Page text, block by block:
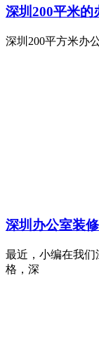
深圳200平米的
深圳200平方米办
深圳办公室装
最近，小编在我
格，深